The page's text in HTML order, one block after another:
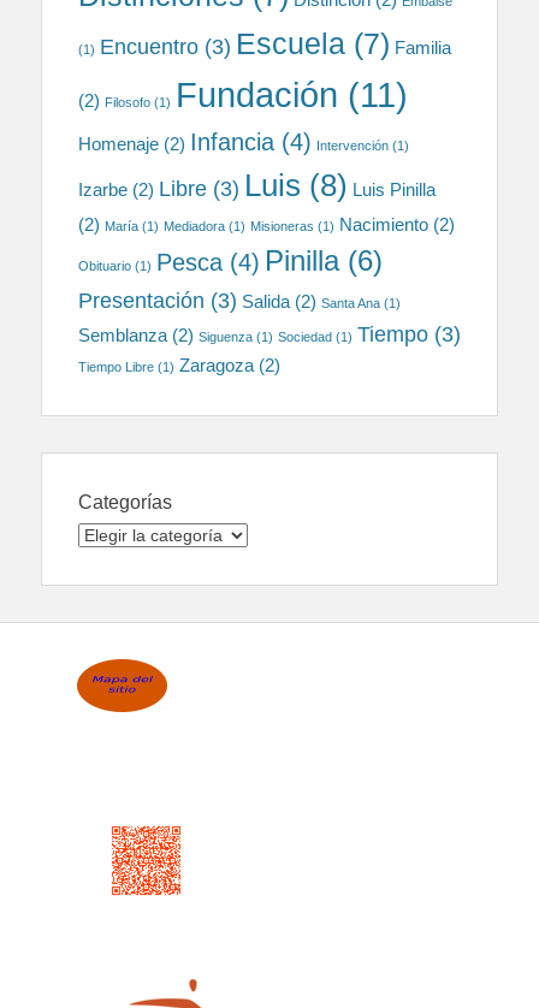
(1) Encuentro (3) Escuela (7) Familia
(2) Filosofo (1) Fundación (11)
Homenaje (2) Infancia (4) Intervención (1)
Izarbe (2) Libre (3) Luis (8) Luis Pinilla
(2) María (1) Mediadora (1) Misioneras (1) Nacimiento (2)
Obituario (1) Pesca (4) Pinilla(6)
Presentación (3) Salida (2) Santa Ana (1)
Semblanza (2) Siguenza (1) Sociedad (1) Tiempo (3)
Tiempo Libre (1) Zaragoza (2)
Categorías
Categorías